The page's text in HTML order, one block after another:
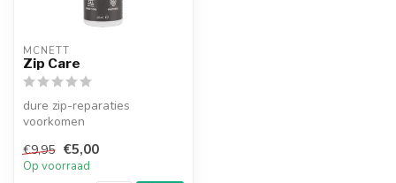
MCNETT
Zip Care
dure zip-reparaties
voorkomen
€9,95 €5,00
Op voorraad